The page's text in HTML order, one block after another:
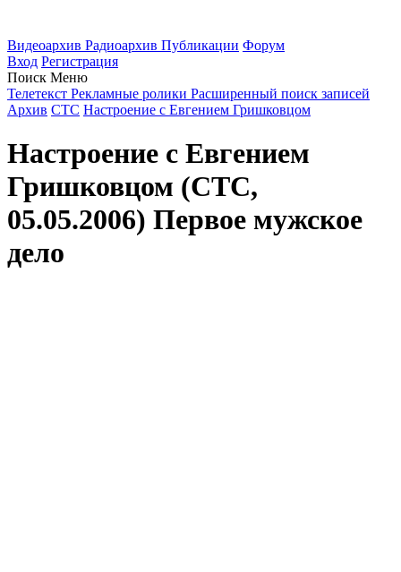
Видеоархив Радиоархив Публикации Форум
Вход Регистрация
Поиск Меню
Телетекст Рекламные ролики Расширенный поиск записей
Архив СТС Настроение с Евгением Гришковцом
Настроение с Евгением
Гришковцом (СТС,
05.05.2006) Первое мужское
дело